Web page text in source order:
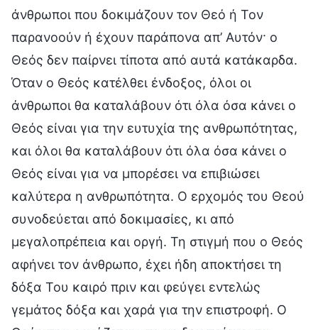
άνθρωποι που δοκιμάζουν τον Θεό ή Τον
παρανοούν ή έχουν παράπονα απ’ Αυτόν· ο
Θεός δεν παίρνει τίποτα από αυτά κατάκαρδα.
Όταν ο Θεός κατέλθει ένδοξος, όλοι οι
άνθρωποι θα καταλάβουν ότι όλα όσα κάνει ο
Θεός είναι για την ευτυχία της ανθρωπότητας,
και όλοι θα καταλάβουν ότι όλα όσα κάνει ο
Θεός είναι για να μπορέσει να επιβιώσει
καλύτερα η ανθρωπότητα. Ο ερχομός του Θεού
συνοδεύεται από δοκιμασίες, κι από
μεγαλοπρέπεια και οργή. Τη στιγμή που ο Θεός
αφήνει τον άνθρωπο, έχει ήδη αποκτήσει τη
δόξα Του καιρό πριν και φεύγει εντελώς
γεμάτος δόξα και χαρά για την επιστροφή. Ο